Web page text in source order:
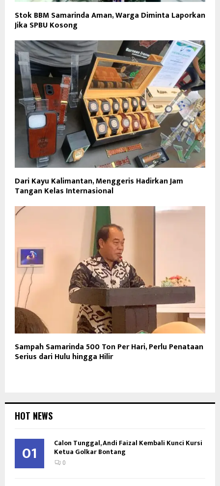
Stok BBM Samarinda Aman, Warga Diminta Laporkan
Jika SPBU Kosong
Dari Kayu Kalimantan, Menggeris Hadirkan Jam
Tangan Kelas Internasional
Sampah Samarinda 500 Ton Per Hari, Perlu Penataan
Serius dari Hulu hingga Hilir
HOT NEWS
01 Calon Tunggal, Andi Faizal Kembali Kunci Kursi
Ketua Golkar Bontang
0